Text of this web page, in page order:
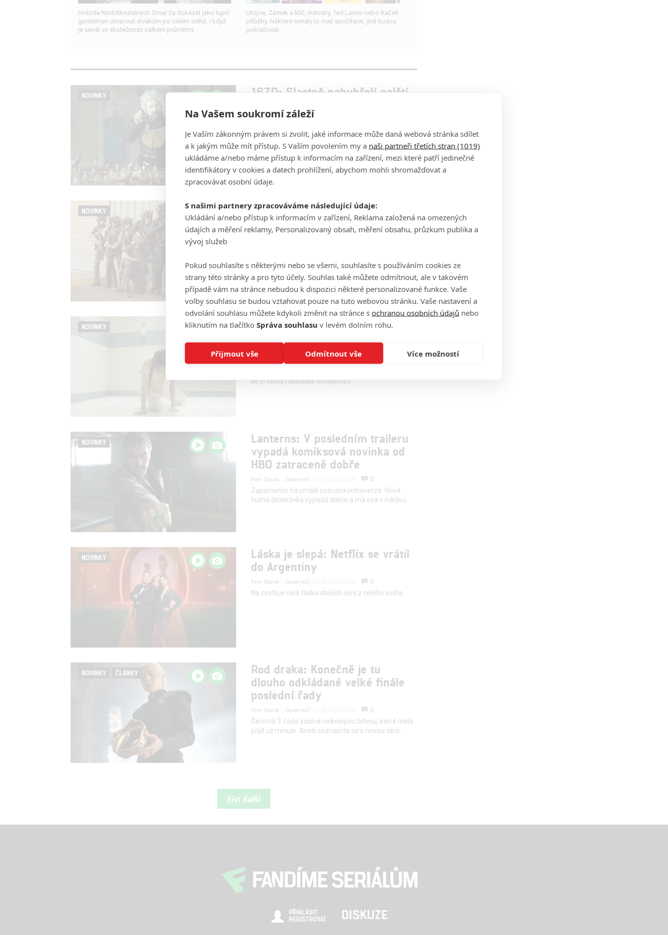
Hvězda Nedotknutelných Omar Sy dokázal jako lupič
gentleman uhranout divákům po celém světě, i když
je seriál ve skutečnosti celkem průměrný.
Utopie, Zámek a klíč, Industry, Ted Lasso nebo Kačeří
příběhy. Některé seriály to mají spočítané, jiné budou
pokračovat.
NOVINKY
1670: Slastně nabubřelí polští
pány
Petr Slavík - (Anarvin) | 02.08.2026 23:00
0
Netflix přináší nové epizody šťavnatého
komediálního seriálu, který si střílí z historie a lidské
nadutosti. Pusťte si trailer.
NOVINKY
Lioness: Nejdrsnější akční
seriál současnosti je zpátky s
novými epizodami
pohledem na svět nesedí každému, ale těžkotonážní
vojenská akce Lioness vás prostě chytne a nepustí.
NOVINKY
Nová verze Carrie vypadá v
Petr Slavík - (Anarvin) | 31.07.2026 23:00
Po domě na kopci a Pádu domu Usherů se Mike
se probudí nadlidské schopnosti.
NOVINKY
Lanterns: V posledním traileru
vypadá komiksová novinka od
HBO zatraceně dobře
Petr Slavík - (Anarvin)
0
Zapomeňte na umělé pseudokontroverze. Nová
hutná detektivka vypadá dobře a má esa v rukávu.
NOVINKY
Láska je slepá: Netflix se vrátil
do Argentiny
Petr Slavík - (Anarvin)
0
Na cestě je celá řádka dalších sérií z celého světa.
NOVINKY ČLÁNKY
Rod draka: Konečně je tu
dlouho odkládané velké finále
poslední řady
Petr Slavík - (Anarvin)
0
Čerstvá 3. řada začíná velkolepou bitvou, která měla
přijít už minule. Aneb seznamte se s novou sérií.
číst další
PŘIHLÁSIT
REGISTROVAT
DISKUZE
Na Vašem soukromí záleží
Je Vaším zákonným právem si zvolit, jaké informace může daná webová stránka sdílet
a k jakým může mít přístup. S Vaším povolením my a naši partneři třetích stran (1019)
ukládáme a/nebo máme přístup k informacím na zařízení, mezi které patří jedinečné
identifikátory v cookies a datech prohlížení, abychom mohli shromažďovat a
zpracovávat osobní údaje.
S našimi partnery zpracováváme následující údaje:
Ukládání a/nebo přístup k informacím v zařízení, Reklama založená na omezených
údajích a měření reklamy, Personalizovaný obsah, měření obsahu, průzkum publika a
vývoj služeb
Pokud souhlasíte s některými nebo se všemi, souhlasíte s používáním cookies ze
strany této stránky a pro tyto účely. Souhlas také můžete odmítnout, ale v takovém
případě vám na stránce nebudou k dispozici některé personalizované funkce. Vaše
volby souhlasu se budou vztahovat pouze na tuto webovou stránku. Vaše nastavení a
odvolání souhlasu můžete kdykoli změnit na stránce s ochranou osobních údajů nebo
kliknutím na tlačítko Správa souhlasu v levém dolním rohu.
Přijmout vše Odmítnout vše Více možností